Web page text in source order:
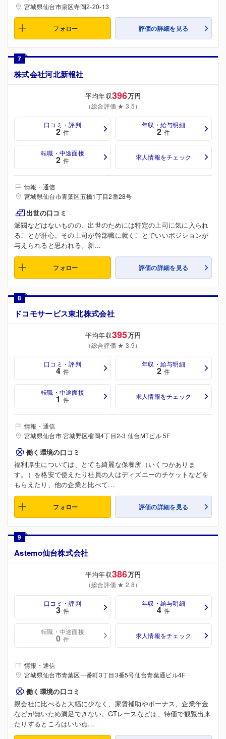
宮城県仙台市泉区寺岡2-20-13
フォロー 評価の詳細を見る
7
株式会社河北新報社
平均年収396万円
（総合評価 ★ 3.5）
口コミ・評判
2 件
年収・給与明細
2 件
転職・中途面接
2 件 求人情報をチェック
情報・通信
宮城県仙台市青葉区五橋1丁目2番28号
出世の口コミ
派閥などはないものの、出世のためには特定の上司に気に入られ
ることが肝心。その上司が幹部職に就くことでいいポジションが
与えられると思われる。新...
フォロー 評価の詳細を見る
8
ドコモサービス東北株式会社
平均年収395万円
（総合評価 ★ 3.9）
口コミ・評判
4 件
年収・給与明細
2 件
転職・中途面接
1 件 求人情報をチェック
情報・通信
宮城県仙台市 宮城野区榴岡4丁目2-3 仙台MTビル 5F
働く環境の口コミ
福利厚生については、とても綺麗な保養所（いくつかありま
す。）を格安で使えたり社員の人はディズニーのチケットなどを
もらえたり、他の企業と比べて...
フォロー 評価の詳細を見る
9
Astemo仙台株式会社
平均年収386万円
（総合評価 ★ 2.8）
口コミ・評判
3 件
年収・給与明細
4 件
転職・中途面接
0 件 求人情報をチェック
情報・通信
宮城県仙台市青葉区一番町3丁目3番5号仙台青葉通ビル4F
働く環境の口コミ
親会社に比べると大幅に少なく、家賃補助やボーナス、企業年金
などが無いため満足できない。GTレースなどは、特価で観覧出来
たりするところはいい点...